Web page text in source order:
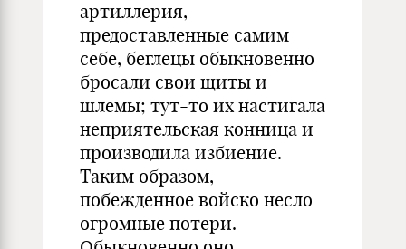
артиллерия,
предоставленные самим
себе, беглецы обыкновенно
бросали свои щиты и
шлемы; тут-то их настигала
неприятельская конница и
производила избиение.
Таким образом,
побежденное войско несло
огромные потери.